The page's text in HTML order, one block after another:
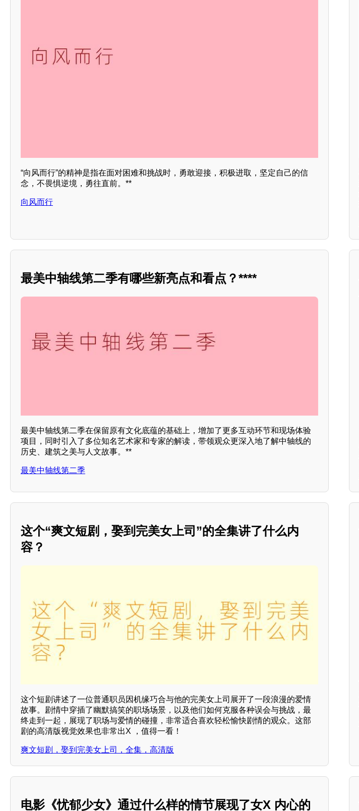
“向风而行”的精神是指在面对困难和挑战时，勇敢迎接，积极进取，坚定自己的信
念，不畏惧逆境，勇往直前。**
向风而行
最美中轴线第二季有哪些新亮点和看点？****
最美中轴线第二季在保留原有文化底蕴的基础上，增加了更多互动环节和现场体验
项目，同时引入了多位知名艺术家和专家的解读，带领观众更深入地了解中轴线的
历史、建筑之美与人文故事。**
最美中轴线第二季
这个“爽文短剧，娶到完美女上司”的全集讲了什么内
容？
这个短剧讲述了一位普通职员因机缘巧合与他的完美女上司展开了一段浪漫的爱情
故事。剧情中穿插了幽默搞笑的职场场景，以及他们如何克服各种误会与挑战，最
终走到一起，展现了职场与爱情的碰撞，非常适合喜欢轻松愉快剧情的观众。这部
剧的高清版视觉效果也非常出X ，值得一看！
爽文短剧，娶到完美女上司，全集，高清版
电影《忧郁少女》通过什么样的情节展现了女X 内心的